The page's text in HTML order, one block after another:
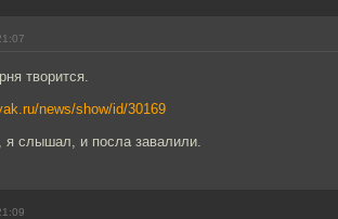
творится.
news/show/id/30169
я слышал, и посла завалили.